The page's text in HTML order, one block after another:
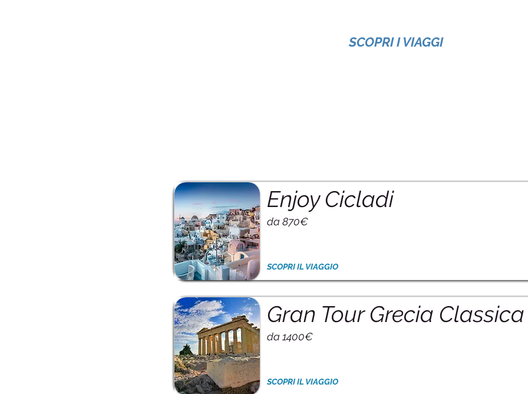
SCOPRI I VIAGGI
Enjoy Cicladi
da 870€
SCOPRI IL VIAGGIO
Gran Tour Grecia Classica
da 1400€
SCOPRI IL VIAGGIO